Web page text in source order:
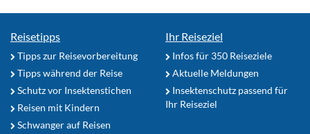
Reisetipps
Tipps zur Reisevorbereitung
Tipps während der Reise
Schutz vor Insektenstichen
Reisen mit Kindern
Schwanger auf Reisen
Ihr Reiseziel
Infos für 350 Reiseziele
Aktuelle Meldungen
Insektenschutz passend für
Ihr Reiseziel